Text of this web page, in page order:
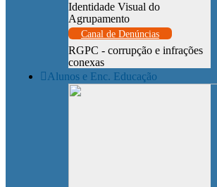
Identidade Visual do
Agrupamento
Canal de Denúncias
RGPC - corrupção e infrações
conexas
Alunos e Enc. Educação